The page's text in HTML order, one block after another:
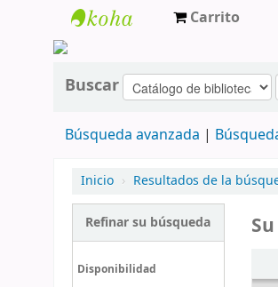
Carrito
Buscar
Búsqueda avanzada
Inicio › Resultados de la
Refinar su búsqueda
Disponibilidad